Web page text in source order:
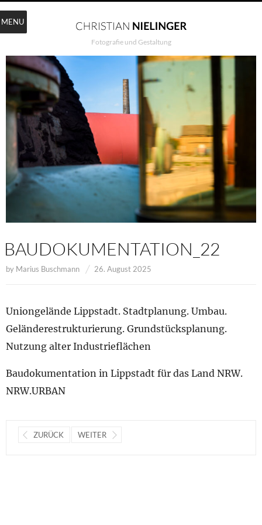
Fotografie und Gestaltung
BAUDOKUMENTATION_22
by Marius Buschmann 26. August 2025
Uniongelände Lippstadt. Stadtplanung. Umbau.
Geländerestrukturierung. Grundstücksplanung.
Nutzung alter Industrieflächen
Baudokumentation in Lippstadt für das Land NRW.
NRW.URBAN
ZURÜCK WEITER
MENU